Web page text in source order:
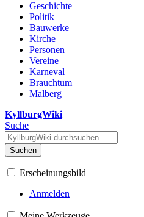
Geschichte
Politik
Bauwerke
Kirche
Personen
Vereine
Karneval
Brauchtum
Malberg
KyllburgWiki
Suche
Suchen
Erscheinungsbild
Anmelden